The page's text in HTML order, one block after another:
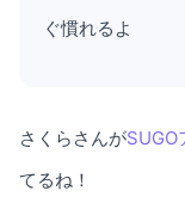
ぐ慣れるよ
さくらさんがSUGO
てるね！